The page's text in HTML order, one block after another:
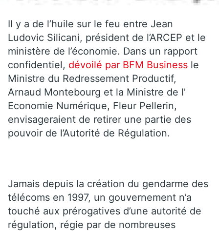
Il y a de l’huile sur le feu entre Jean
Ludovic Silicani, président de l’ARCEP et le
ministère de l’économie. Dans un rapport
confidentiel, dévoilé par BFM Business le
Ministre du Redressement Productif,
Arnaud Montebourg et la Ministre de l’
Economie Numérique, Fleur Pellerin,
envisageraient de retirer une partie des
pouvoir de l’Autorité de Régulation.
Jamais depuis la création du gendarme des
télécoms en 1997, un gouvernement n’a
touché aux prérogatives d’une autorité de
régulation, régie par de nombreuses